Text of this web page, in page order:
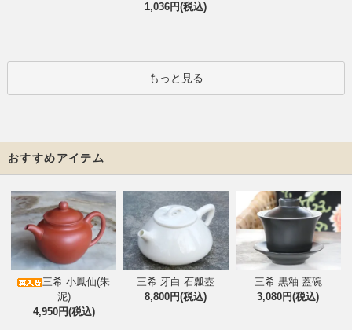
1,036円(税込)
もっと見る
おすすめアイテム
三希 小鳳仙(朱
泥)
4,950円(税込)
三希 牙白 石瓢壺
8,800円(税込)
三希 黒釉 蓋碗
3,080円(税込)